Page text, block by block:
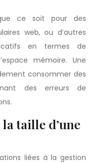
ce soit pour des
web, ou d’autres
en termes de
mémoire. Une
consommer des
des erreurs de
taille d’une
liées à la gestion